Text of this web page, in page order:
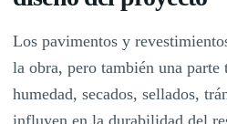
Los pavimentos y
la obra, pero también una parte
humedad, secados, sellados,
influyen en la durabilidad del